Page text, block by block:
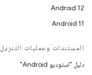
Android 12
Android 11
المستندات وعمليات التنزيل
دليل "استوديو Android"